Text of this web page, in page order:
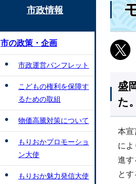
盛
た。
本宣
に
進す
とす
市政情報
市の政策・企画
市政運営パンフレット
こどもの権利を保障す
るための取組
物価高騰対策について
もりおかプロモーショ
ン大使
もりおか魅力発信大使